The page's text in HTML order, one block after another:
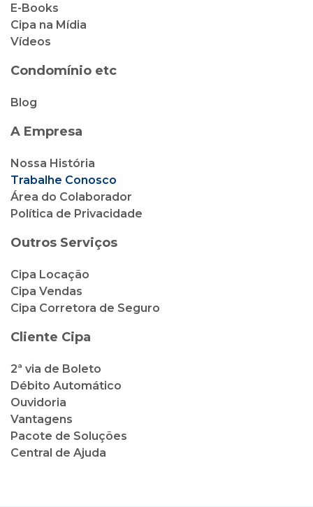
E-Books
Cipa na Mídia
Vídeos
Condomínio etc
Blog
A Empresa
Nossa História
Trabalhe Conosco
Área do Colaborador
Política de Privacidade
Outros Serviços
Cipa Locação
Cipa Vendas
Cipa Corretora de Seguro
Cliente Cipa
2ª via de Boleto
Débito Automático
Ouvidoria
Vantagens
Pacote de Soluções
Central de Ajuda